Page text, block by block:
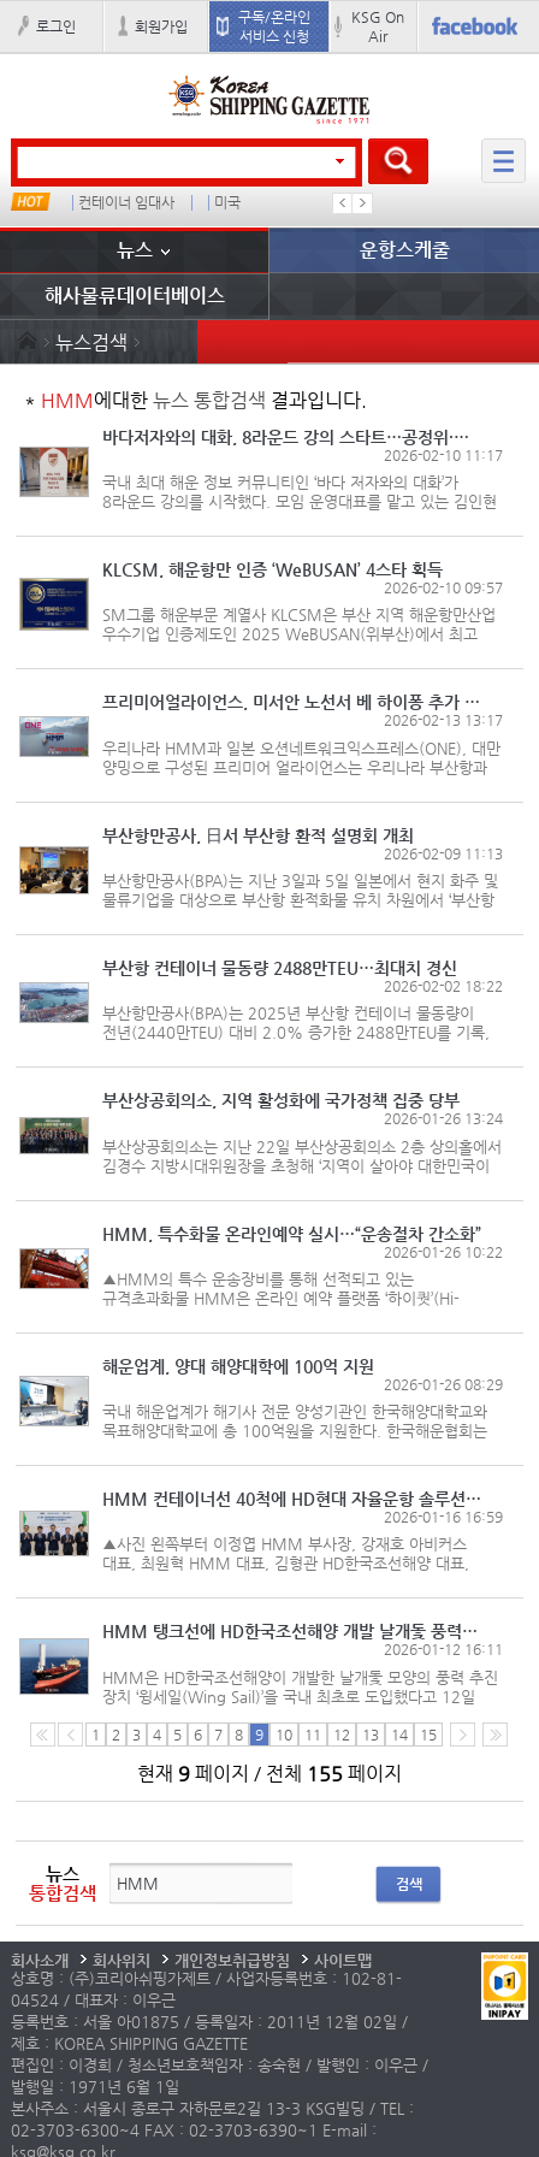
로그인 회원가입
구독/온라인
서비스 신청
KSG On
Air
컨테이너 임대사 미국 �
뉴스 운항스케줄
해사물류데이터베이스
뉴스검색
* HMM에대한 뉴스 통합검색 결과입니다.
바다저자와의 대화, 8라운드 강의 스타트…공정위·선사 소송 다뤄
2026-02-10 11:17
국내 최대 해운 정보 커뮤니티인 ‘바다 저자와의 대화’가
8라운드 강의를 시작했다. 모임 운영대표를 맡고 있는 김인현
제기한 공정거래위원회 과징금 처분 취소 소송과 관련해 해운
공동행위...
KLCSM, 해운항만 인증 ‘WeBUSAN’ 4스타 획득
2026-02-10 09:57
SM그룹 해운부문 계열사 KLCSM은 부산 지역 해운항만산업
우수기업 인증제도인 2025 WeBUSAN(위부산)에서 최고
부산시와 부산항만공사가 부산항을 거점으로 하는 해운항만
기업들의 글로벌 경쟁력을...
프리미어얼라이언스, 미서안 노선서 베 하이퐁 추가 기항
2026-02-13 13:17
우리나라 HMM과 일본 오션네트워크익스프레스(ONE), 대만
양밍으로 구성된 프리미어 얼라이언스는 우리나라 부산항과
하이퐁항을 추가 기항한다고 밝혔다. FP2는 동남아시아에서
출발해 부산항을 거쳐...
부산항만공사, 日서 부산항 환적 설명회 개최
2026-02-09 11:13
부산항만공사(BPA)는 지난 3일과 5일 일본에서 현지 화주 및
물류기업을 대상으로 부산항 환적화물 유치 차원에서 ‘부산항
최대 거점 항만인 니가타항, 동안 지역에서 부산항과 피더
네트워크가 ...
부산항 컨테이너 물동량 2488만TEU…최대치 경신
2026-02-02 18:22
부산항만공사(BPA)는 2025년 부산항 컨테이너 물동량이
전년(2440만TEU) 대비 2.0% 증가한 2488만TEU를 기록,
3년 연속 증가세를 이어갔다. 2025년 글로벌 교역 환경은
미국의 보호무역 기조 강화...
부산상공회의소, 지역 활성화에 국가정책 집중 당부
2026-01-26 13:24
부산상공회의소는 지난 22일 부산상공회의소 2층 상의홀에서
김경수 지방시대위원장을 초청해 ‘지역이 살아야 대한민국이
강연에는 양재생 상의회장을 비롯한 지역 상공인 70여 명이
참석했다. 김경수...
HMM, 특수화물 온라인예약 실시…“운송절차 간소화”
2026-01-26 10:22
▲HMM의 특수 운송장비를 통해 선적되고 있는
규격초과화물 HMM은 온라인 예약 플랫폼 ‘하이퀏’(Hi-
시작했다고 26일 밝혔다. 규격초과화물(OOG)은 일반
컨테이너에 적재하지 못하는 특...
해운업계, 양대 해양대학에 100억 지원
2026-01-26 08:29
국내 해운업계가 해기사 전문 양성기관인 한국해양대학교와
목표해양대학교에 총 100억원을 지원한다. 한국해운협회는
2026년도 정기총회에서 이 같은 내용의 해기 인력 양성 지원
안건을 의결했다. 해운협...
HMM 컨테이너선 40척에 HD현대 자율운항 솔루션 도입
2026-01-16 16:59
▲사진 왼쪽부터 이정엽 HMM 부사장, 강재호 아비커스
대표, 최원혁 HMM 대표, 김형관 HD한국조선해양 대표,
40척에 HD현대가 개발한 자율운항 솔루션을 도입한다. 도입
결과에 따라 ...
HMM 탱크선에 HD한국조선해양 개발 날개돛 풍력추진장치 도입
2026-01-12 16:11
HMM은 HD한국조선해양이 개발한 날개돛 모양의 풍력 추진
장치 ‘윙세일(Wing Sail)’을 국내 최초로 도입했다고 12일
Propulsion System)는 바람의 힘을 이용해 선박의 추진력을
1 2 3 4 5 6 7 8 9 10 11 12 13 14 15
현재 9페이지 / 전체 155페이지
뉴스
통합검색
검색
회사소개 회사위치 개인정보취급방침
사이트맵
상호명 : (주)코리아쉬핑가제트 / 사업자등록번호 : 102-81-
04524 / 대표자 : 이우근
등록번호 : 서울 아01875 / 등록일자 : 2011년 12월 02일 /
제호 : KOREA SHIPPING GAZETTE
편집인 : 이경희 / 청소년보호책임자 : 송숙현 / 발행인 : 이우근 /
발행일 : 1971년 6월 1일
본사주소 : 서울시 종로구 자하문로2길 13-3 KSG빌딩 / TEL :
02-3703-6300~4 FAX : 02-3703-6390~1 E-mail :
ksg@ksg.co.kr